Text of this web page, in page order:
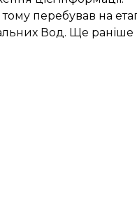
перебував на
Вод. Ще